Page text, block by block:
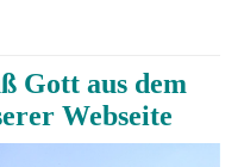
Gott aus dem
Webseite